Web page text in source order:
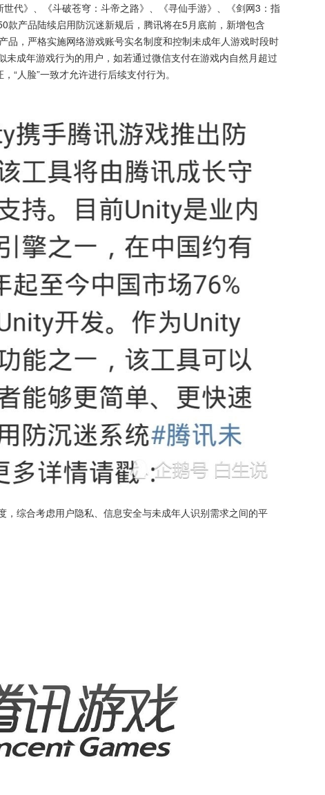
代》、《斗破苍穹：斗帝之路》、《寻仙手游》、《剑网3：指
产品陆续启用防沉迷新规后，腾讯将在5月底前，新增包含
品，严格实施网络游戏账号实名制度和控制未成年人游戏时段时
成年游戏行为的用户，如若通过微信支付在游戏内自然月超过
“人脸”一致才允许进行后续支付行为。
综合考虑用户隐私、信息安全与未成年人识别需求之间的平